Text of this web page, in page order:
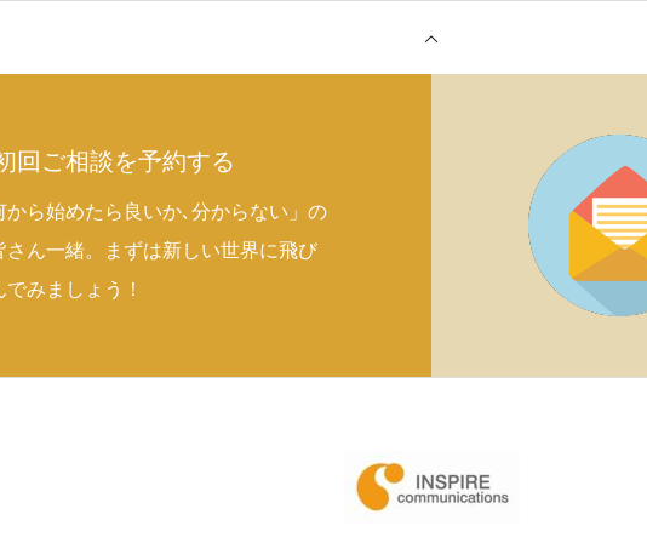
回ご相談を予約する
から始めたら良いか､分からない」の
さん一緒。まずは新しい世界に飛び
でみましょう！